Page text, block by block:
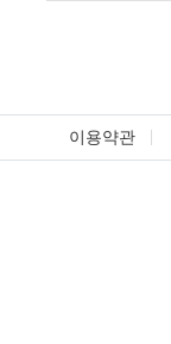
이용약관